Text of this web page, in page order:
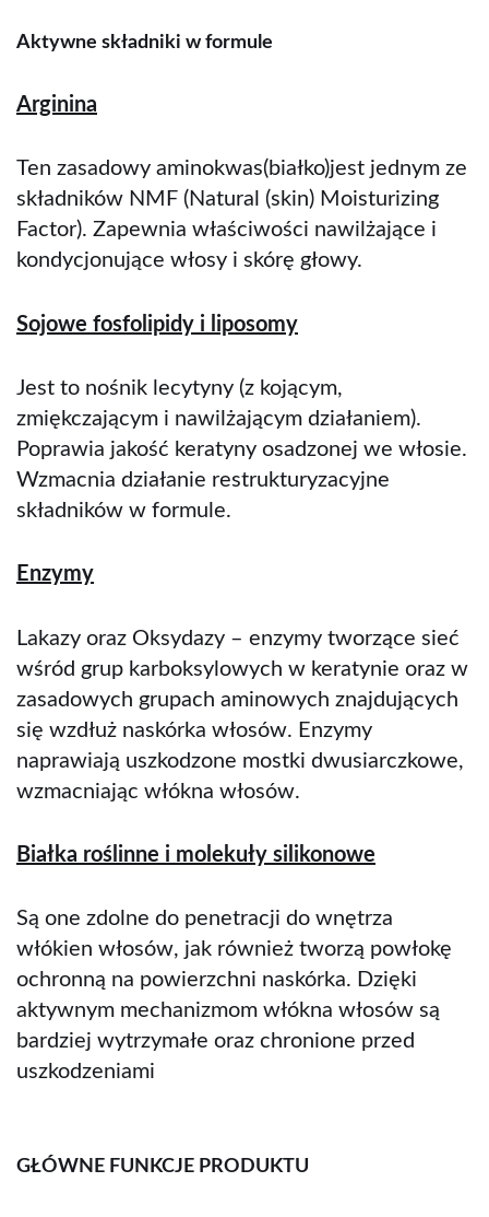
Aktywne składniki w formule
Arginina
Ten zasadowy aminokwas(białko)jest jednym ze
składników NMF (Natural (skin) Moisturizing
Factor). Zapewnia właściwości nawilżające i
kondycjonujące włosy i skórę głowy.
Sojowe fosfolipidy i liposomy
Jest to nośnik lecytyny (z kojącym,
zmiękczającym i nawilżającym działaniem).
Poprawia jakość keratyny osadzonej we włosie.
Wzmacnia działanie restrukturyzacyjne
składników w formule.
Enzymy
Lakazy oraz Oksydazy – enzymy tworzące sieć
wśród grup karboksylowych w keratynie oraz w
zasadowych grupach aminowych znajdujących
się wzdłuż naskórka włosów. Enzymy
naprawiają uszkodzone mostki dwusiarczkowe,
wzmacniając włókna włosów.
Białka roślinne i molekuły silikonowe
Są one zdolne do penetracji do wnętrza
włókien włosów, jak również tworzą powłokę
ochronną na powierzchni naskórka. Dzięki
aktywnym mechanizmom włókna włosów są
bardziej wytrzymałe oraz chronione przed
uszkodzeniami
GŁÓWNE FUNKCJE PRODUKTU